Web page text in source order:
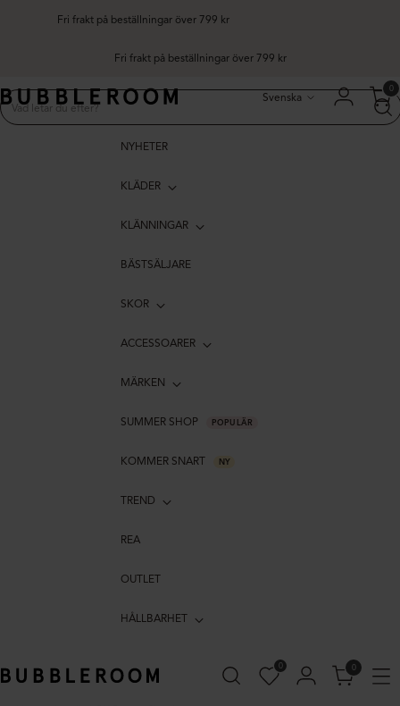
Fri frakt på beställningar över 799 kr
på beställningar över 799 kr
Svenska
0
NYHETER
KLÄDER
KLÄNNINGAR
BÄSTSÄLJARE
SKOR
ACCESSOARER
MÄRKEN
SUMMER SHOP POPULÄR
KOMMER SNART NY
TREND
REA
OUTLET
HÅLLBARHET
0 0